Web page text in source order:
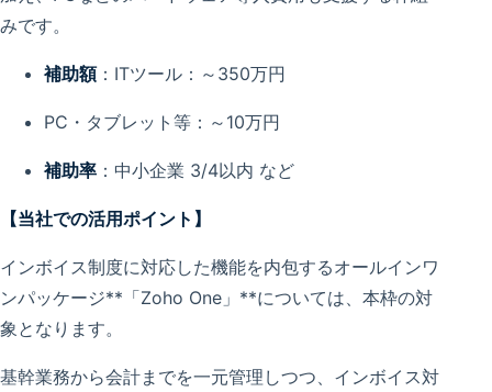
みです。
補助額：ITツール：～350万円
PC・タブレット等：～10万円
補助率 ：中小企業 3/4以内 など
【当社での活用ポイント】
インボイス制度に対応した機能を内包するオールインワ
ンパッケージ**「Zoho One」**については、本枠の対
象となります。
基幹業務から会計までを一元管理しつつ、インボイス対